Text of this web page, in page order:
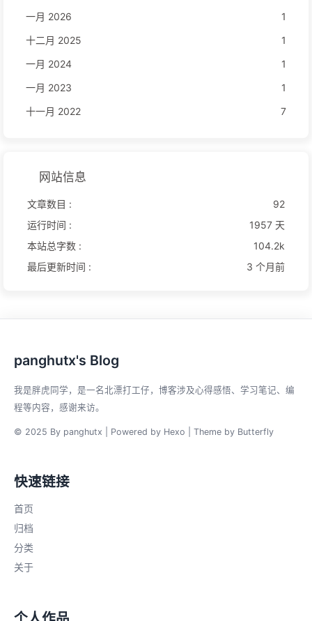
一月 2026
1
十二月 2025
1
一月 2024
1
一月 2023
1
十一月 2022
7
网站信息
文章数目 :
92
运行时间 :
1957 天
本站总字数 :
104.2k
最后更新时间 :
3 个月前
panghutx's Blog
我是胖虎同学，是一名北漂打工仔，博客涉及心得感悟、学习笔记、编
程等内容，感谢来访。
© 2025 By panghutx | Powered by Hexo | Theme by Butterfly
快速链接
首页
归档
分类
关于